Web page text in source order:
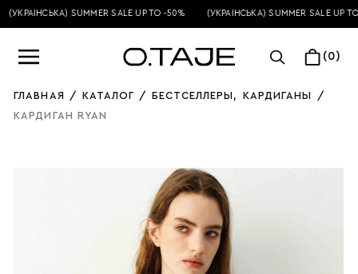
(УКРАЇНСЬКА) SUMMER SALE UP TO -50% (УКРАЇНСЬКА) SUMMER SALE UP TO
(0)
ГЛАВНАЯ / КАТАЛОГ / БЕСТСЕЛЛЕРЫ , КАРДИГАНЫ /
КАРДИГАН RYAN